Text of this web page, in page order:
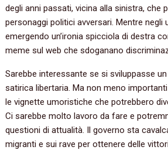
degli anni passati, vicina alla sinistra, che
personaggi politici avversari. Mentre negli
emergendo un’ironia spicciola di destra
meme sul web che sdoganano
Sarebbe interessante se si sviluppasse
satirica libertaria. Ma non meno
le vignette umoristiche che potrebbero
Ci sarebbe molto lavoro da fare e
questioni di attualità. Il governo sta
migranti e sui rave per ottenere delle